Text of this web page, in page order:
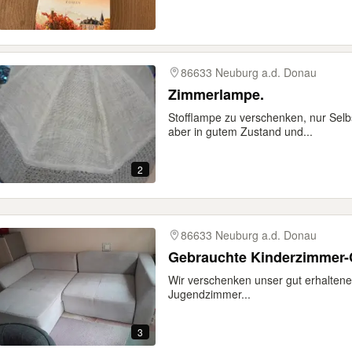
2
86633 Neuburg a.d. Donau
Zimmerlampe.
Stofflampe zu verschenken, nur
aber in gutem Zustand und...
3
86633 Neuburg a.d. Donau
Gebrauchte
Wir verschenken unser gut
Jugendzimmer...